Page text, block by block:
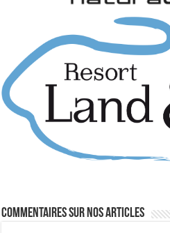
Commentaires sur nos articles